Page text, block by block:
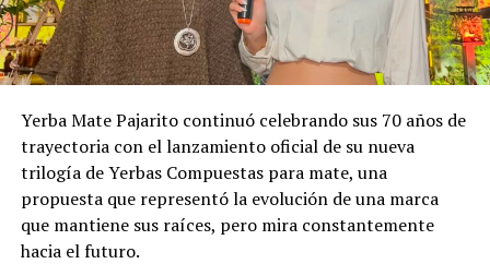
Yerba Mate Pajarito continuó celebrando sus 70 años de
trayectoria con el lanzamiento oficial de su nueva
trilogía de Yerbas Compuestas para mate, una
propuesta que representó la evolución de una marca
que mantiene sus raíces, pero mira constantemente
hacia el futuro.